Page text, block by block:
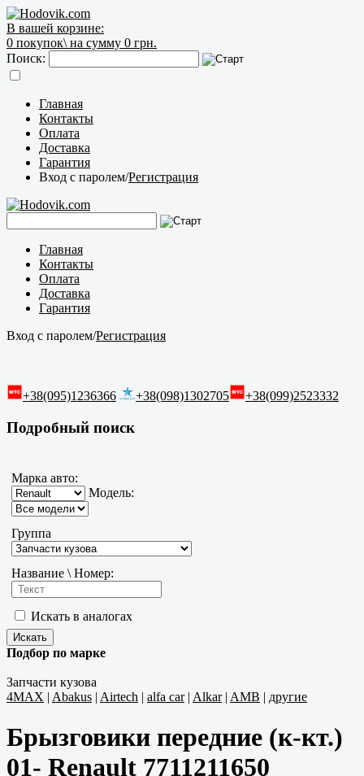
В вашей корзине:
0 покупок\ на сумму 0 грн.
Поиск:
Главная
Контакты
Оплата
Доставка
Гарантия
Вход с паролем/Регистрация
Главная
Контакты
Оплата
Доставка
Гарантия
Вход с паролем/Регистрация
+38(095)1236366 +38(098)1302705 +38(099)2523332
Подробный поиск
Марка авто:
Модель:
Группа
Название \ Номер:
Искать в аналогах
Подбор по марке
Запчасти кузова
4MAX | Abakus | Airtech | alfa car| Alkar| AMB | другие
Брызговики передние (к-кт.)
01- Renault 7711211650